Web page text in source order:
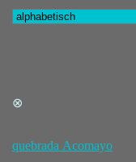
⊗
quebrada Acomayo